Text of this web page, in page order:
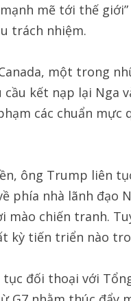
mẽ tới thế
trách nhiệm.
một trong
kết nạp lại Nga
các chuẩn
ông Trump liên
phía nhà lãnh đạo
mào chiến tranh.
kỳ tiến triển nào
đối thoại với